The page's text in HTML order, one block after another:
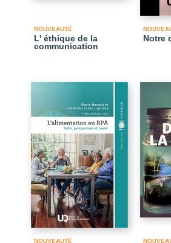
NOUVEAUTÉ
L' éthique de la
communication
Notre
NOUVEAUTÉ